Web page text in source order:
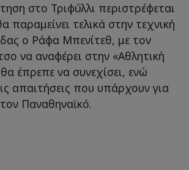
στο Τριφύλλι περιστρέφεται
παραμείνει τελικά στην τεχνική
ο Ράφα Μπενίτεθ, με τον
να αναφέρει στην «Αθλητική
έπρεπε να συνεχίσει, ενώ
απαιτήσεις που υπάρχουν για
Παναθηναϊκό.